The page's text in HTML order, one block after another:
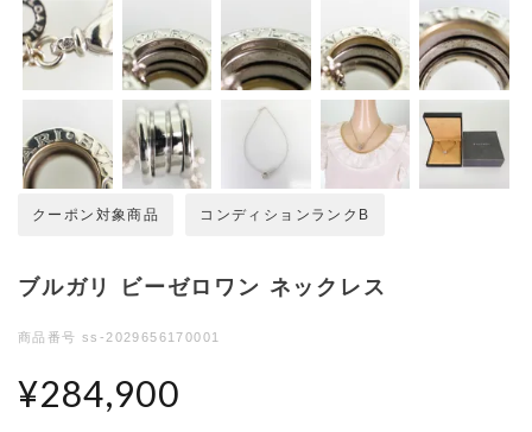
性別
商品ランク
カラー
クーポン対象商品 コンディションランクB
ブルガリ ビーゼロワン ネックレス
商品番号 ss-2029656170001
¥284,900